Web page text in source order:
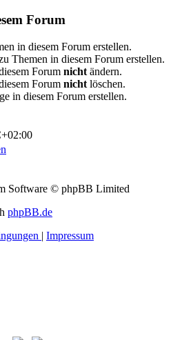
Forum
in diesem Forum erstellen.
Themen in diesem Forum erstellen.
Forum nicht ändern.
Forum nicht löschen.
in diesem Forum erstellen.
Software © phpBB Limited
phpBB.de
| Impressum